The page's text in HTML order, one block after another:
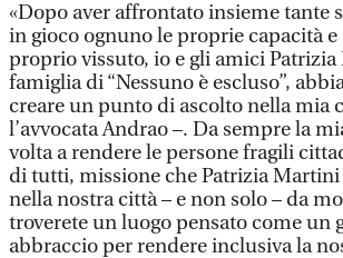
«Dopo aver affrontato insieme tante
in gioco ognuno le proprie capacità
proprio vissuto, io e gli amici
famiglia di “Nessuno è escluso”,
creare un punto di ascolto nella mia
l’avvocata Andrao –. Da sempre la
volta a rendere le persone fragili
di tutti, missione che Patrizia Martini
nella nostra città – e non solo – da
troverete un luogo pensato come un
abbraccio per rendere inclusiva la